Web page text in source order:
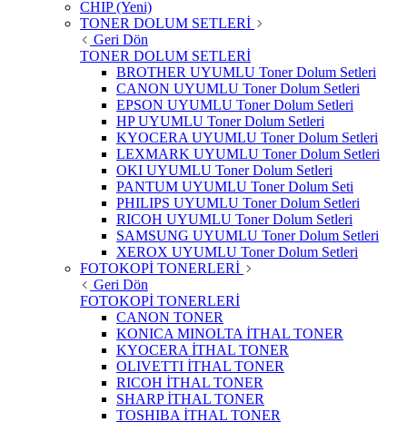
CHIP (Yeni)
TONER DOLUM SETLERİ
Geri Dön
TONER DOLUM SETLERİ
BROTHER UYUMLU Toner Dolum Setleri
CANON UYUMLU Toner Dolum Setleri
EPSON UYUMLU Toner Dolum Setleri
HP UYUMLU Toner Dolum Setleri
KYOCERA UYUMLU Toner Dolum Setleri
LEXMARK UYUMLU Toner Dolum Setleri
OKI UYUMLU Toner Dolum Setleri
PANTUM UYUMLU Toner Dolum Seti
PHILIPS UYUMLU Toner Dolum Setleri
RICOH UYUMLU Toner Dolum Setleri
SAMSUNG UYUMLU Toner Dolum Setleri
XEROX UYUMLU Toner Dolum Setleri
FOTOKOPİ TONERLERİ
Geri Dön
FOTOKOPİ TONERLERİ
CANON TONER
KONICA MINOLTA İTHAL TONER
KYOCERA İTHAL TONER
OLIVETTI İTHAL TONER
RICOH İTHAL TONER
SHARP İTHAL TONER
TOSHIBA İTHAL TONER